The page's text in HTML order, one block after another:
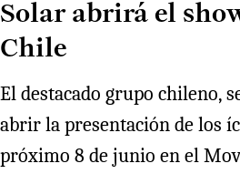
Solar abrirá el
Chile
El destacado grupo chileno,
abrir la presentación de los
próximo 8 de junio en el